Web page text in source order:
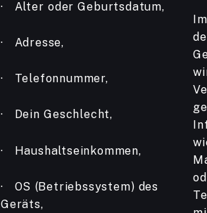
· Alter oder Geburtsdatum,
· Adresse,
· Telefonnummer,
· Dein Geschlecht,
· Haushaltseinkommen,
· OS (Betriebssystem) des
Geräts,